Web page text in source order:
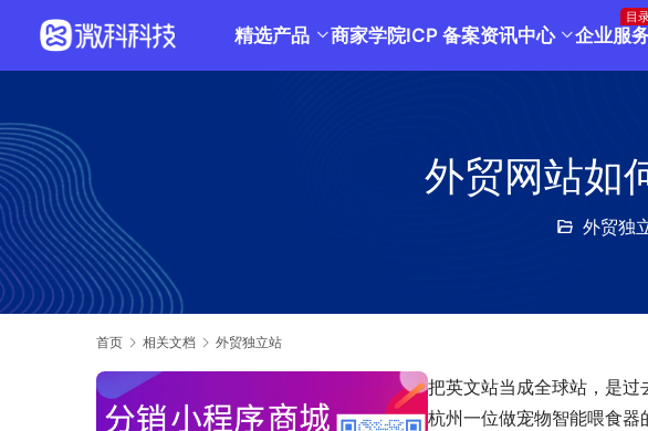
精选产品 商家学院ICP 备案资讯中心 企业服
目
外贸网站如
外贸独
首页 相关文档 外贸独立站
把英文站当成全球站，是过
杭州一位做宠物智能喂食器